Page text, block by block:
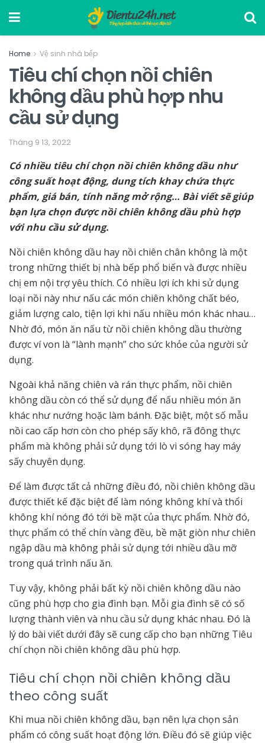
Home Vệ sinh nhà bếp
Tiêu chí chọn nồi chiên
không dầu phù hợp nhu
cầu sử dụng
Tháng 9 13, 2022
Có nhiều tiêu chí chọn nồi chiên không dầu như
công suất hoạt động, dung tích khay chứa thực
phẩm, giá bán, tính năng mở rộng… Bài viết sẽ giúp
bạn lựa chọn được nồi chiên không dầu phù hợp
với nhu cầu sử dụng.
Nồi chiên không dầu hay nồi chiên chân không là một
trong những thiết bị nhà bếp phổ biến và được nhiều
chị em nội trợ yêu thích. Có nhiều lợi ích khi sử dụng
loại nồi này như nấu các món chiên không chất béo,
giảm lượng calo, tiện lợi khi nấu nhiều món khác nhau…
Nhờ đó, món ăn nấu từ nồi chiên không dầu thường
được ví von là “lành mạnh” cho sức khỏe của người sử
dụng.
Ngoài khả năng chiên và rán thực phẩm, nồi chiên
không dầu còn có thể sử dụng để nấu nhiều món ăn
khác như nướng hoặc làm bánh. Đặc biệt, một số mẫu
nồi cao cấp hơn còn cho phép sấy khô, rã đông thực
phẩm mà không phải sử dụng tới lò vi sóng hay máy
sấy chuyên dụng.
Để làm được tất cả những điều đó, nồi chiên không dầu
được thiết kế đặc biệt để làm nóng không khí và thổi
không khí nóng đó tới bề mặt của thực phẩm. Nhờ đó,
thực phẩm có thể chín vàng đều, bề mặt giòn như chiên
ngập dầu mà không phải sử dụng tới nhiều dầu mỡ
trong quá trình nấu ăn.
Tuy vậy, không phải bất kỳ nồi chiên không dầu nào
cũng phù hợp cho gia đình bạn. Mỗi gia đình sẽ có số
lượng thành viên và nhu cầu sử dụng khác nhau. Đó là
lý do bài viết dưới đây sẽ cung cấp cho bạn những Tiêu
chí chọn nồi chiên không dầu phù hợp.
Tiêu chí chọn nồi chiên không dầu
theo công suất
Khi mua nồi chiên không dầu, bạn nên lựa chọn sản
phẩm có công suất hoạt động lớn. Điều đó sẽ giúp việc